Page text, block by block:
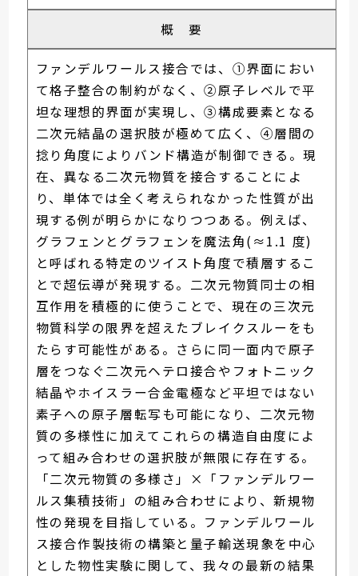
概 要
ファンデルワールス接合では、①界面におい
て格子整合の制約がなく、②原子レベルで平
坦な理想的界面が実現し、③構成要素となる
二次元結晶の選択肢が極めて広く、④層間の
捻り角度によりバンド構造が制御できる。現
在、異なる二次元物質を接合することによ
り、単体では全く考えられなかった性質が出
現する例が明らかになりつつある。例えば、
グラフェンとグラフェンを魔法角(≈1.1 度)
と呼ばれる特定のツイスト角度で積層するこ
とで超伝導が発現する。二次元物質同士の相
互作用を積極的に使うことで、現在の三次元
物質科学の限界を超えたブレイクスルーをも
たらす可能性がある。さらに同一面内で原子
層をつなぐ二次元ヘテロ接合やフォトニック
結晶やホイスラー合金電極など平坦ではない
素子への原子層転写も可能になり、二次元物
質の多様性に加えてこれらの構造自由度によ
って組み合わせの選択肢が無限に存在する。
「二次元物質の多様さ」×「ファンデルワー
ルス集積技術」の組み合わせにより、新規物
性の発現を目指している。ファンデルワール
ス接合作製技術の構築と量子輸送現象を中心
とした物性実験に関して、我々の最新の結果